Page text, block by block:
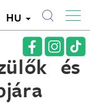
HU
és